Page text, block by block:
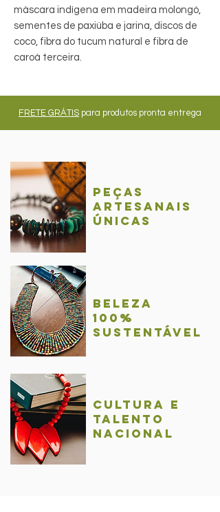
máscara indígena em madeira molongó,
sementes de paxiúba e jarina, discos de
coco, fibra do tucum natural e fibra de
caroá terceira.
FRETE GRÁTIS para produtos pronta entrega
Peças
Artesanais
únicas
BelezA
100%
sustentável
Cultura e
talentO
nacional